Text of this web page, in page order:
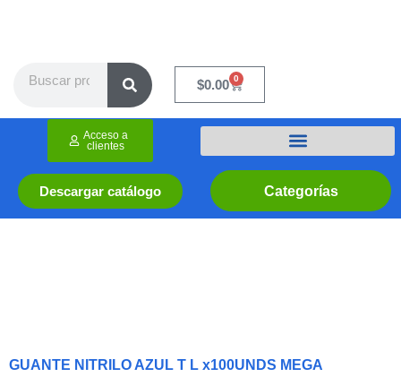
$0.00 0
Cart
Categorías
Descargar catálogo
Acceso a
clientes
GUANTE NITRILO AZUL T L x100UNDS MEGA